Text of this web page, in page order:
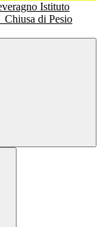
Istituto
Chiusa di Pesio